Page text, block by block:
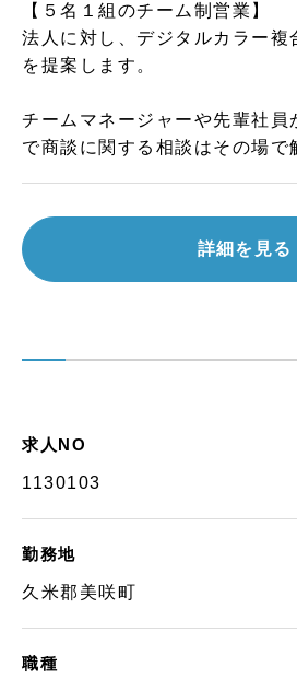
【５名１組のチーム制営業】
法人に対し、デジタルカラー複
を提案します。
チームマネージャーや先輩社員
で商談に関する相談はその場で
詳細を見る
求人NO
1130103
勤務地
久米郡美咲町
職種